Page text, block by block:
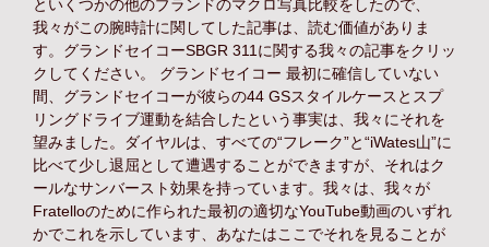
といくつかの他のブランドのマクロ写真比較をしたので、
我々がこの腕時計に関してした記事は、読む価値がありま
す。グランドセイコーSBGR 311に関する我々の記事をクリッ
クしてください。 グランドセイコー 最初に確信していない
間、グランドセイコーが彼らの44 GSスタイルケースとスプ
リングドライブ運動を結合したという事実は、我々にそれを
望みました。ダイヤルは、すべての“フレーク”と“iWates山”に
比べて少し退屈として遭遇することができますが、それはク
ールなサンバースト効果を持っています。我々は、我々が
Fratelloのために作られた最初の適切なYouTube動画のいずれ
かでこれを示しています、あなたはここでそれを見ることが